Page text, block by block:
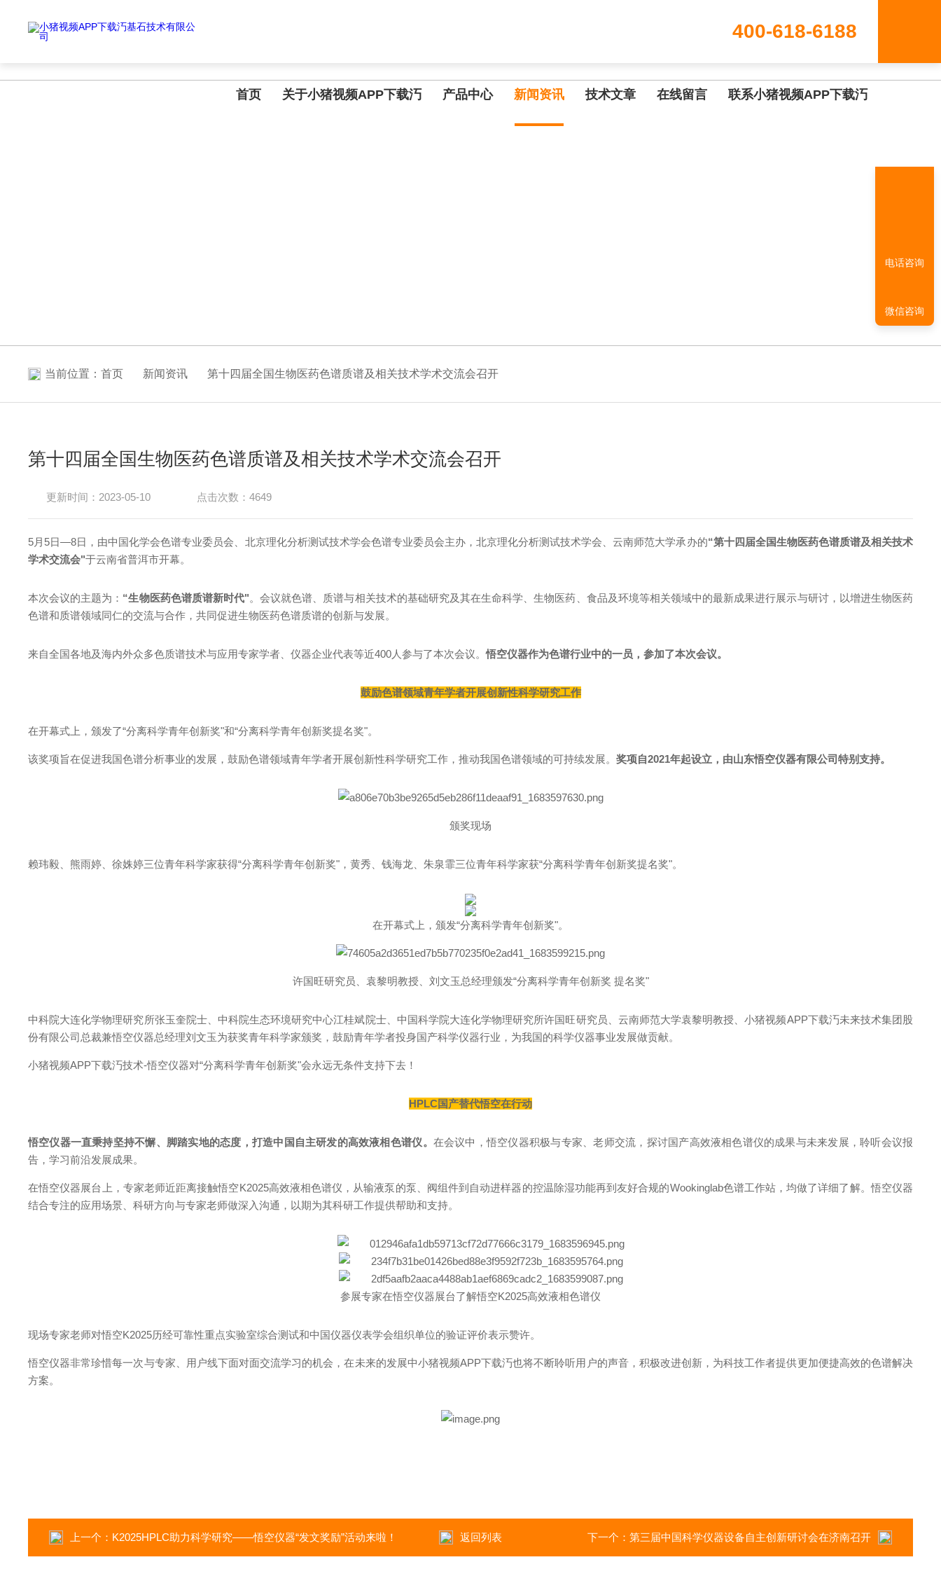
400-618-6188
首页 关于小猪视频APP下载汅 产品中心 新闻资讯 技术文章 在线留言 联系小猪视频APP下载汅
当前位置： 首页 新闻资讯 第十四届全国生物医药色谱质谱及相关技术学术交流会召开
第十四届全国生物医药色谱质谱及相关技术学术交流会召开
更新时间：2023-05-10 点击次数：4649
5月5日—8日，由中国化学会色谱专业委员会、北京理化分析测试技术学会色谱专业委员会主办，北京理化分析测试技术学会、云南师范大学承办的“第十四届全国生物医药色谱质谱及相关技术
学术交流会"于云南省普洱市开幕。
本次会议的主题为： “生物医药色谱质谱新时代"。会议就色谱、质谱与相关技术的基础研究及其在生命科学、生物医药、食品及环境等相关领域中的最新成果进行展示与研讨，以增进生物医药
色谱和质谱领域同仁的交流与合作，共同促进生物医药色谱质谱的创新与发展。
来自全国各地及海内外众多色质谱技术与应用专家学者、仪器企业代表等近400人参与了本次会议。悟空仪器作为色谱行业中的一员，参加了本次会议。
鼓励色谱领域青年学者开展创新性科学研究工作
在开幕式上，颁发了“分离科学青年创新奖"和“分离科学青年创新奖提名奖"。
该奖项旨在促进我国色谱分析事业的发展，鼓励色谱领域青年学者开展创新性科学研究工作，推动我国色谱领域的可持续发展。 奖项自2021年起设立，由山东悟空仪器有限公司特别支持。
颁奖现场
赖玮毅、熊雨婷、徐姝婷三位青年科学家获得“分离科学青年创新奖"，黄秀、钱海龙、朱泉霏三位青年科学家获“分离科学青年创新奖提名奖"。
在开幕式上，颁发“分离科学青年创新奖"。
许国旺研究员、袁黎明教授、刘文玉总经理颁发“分离科学青年创新奖 提名奖"
中科院大连化学物理研究所张玉奎院士、中科院生态环境研究中心江桂斌院士、中国科学院大连化学物理研究所许国旺研究员、云南师范大学袁黎明教授、小猪视频APP下载汅未来技术集团股
份有限公司总裁兼悟空仪器总经理刘文玉为获奖青年科学家颁奖，鼓励青年学者投身国产科学仪器行业，为我国的科学仪器事业发展做贡献。
小猪视频APP下载汅技术-悟空仪器对“分离科学青年创新奖"会永远无条件支持下去！
HPLC国产替代悟空在行动
悟空仪器一直秉持坚持不懈、脚踏实地的态度，打造中国自主研发的高效液相色谱仪。 在会议中，悟空仪器积极与专家、老师交流，探讨国产高效液相色谱仪的成果与未来发展，聆听会议报
告，学习前沿发展成果。
在悟空仪器展台上，专家老师近距离接触悟空K2025高效液相色谱仪，从输液泵的泵、阀组件到自动进样器的控温除湿功能再到友好合规的Wookinglab色谱工作站，均做了详细了解。悟空仪器
结合专注的应用场景、科研方向与专家老师做深入沟通，以期为其科研工作提供帮助和支持。
参展专家在悟空仪器展台了解悟空K2025高效液相色谱仪
现场专家老师对悟空K2025历经可靠性重点实验室综合测试和中国仪器仪表学会组织单位的验证评价表示赞许。
悟空仪器非常珍惜每一次与专家、用户线下面对面交流学习的机会，在未来的发展中小猪视频APP下载汅也将不断聆听用户的声音，积极改进创新，为科技工作者提供更加便捷高效的色谱解决
方案。
上一个： K2025HPLC助力科学研究——悟空仪器“发文奖励”活动来啦！ 返回列表 下一个： 第三届中国科学仪器设备自主创新研讨会在济南召开
电话咨询
微信咨询